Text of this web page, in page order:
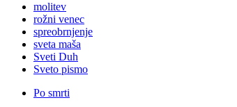
molitev
rožni venec
spreobrnjenje
sveta maša
Sveti Duh
Sveto pismo
Po smrti